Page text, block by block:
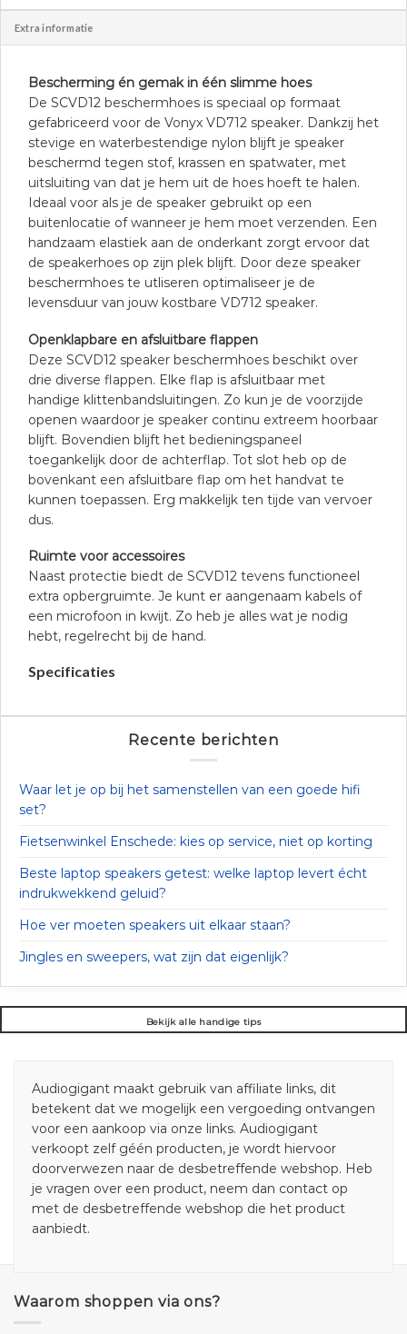
Extra informatie
Bescherming én gemak in één slimme hoes
De SCVD12 beschermhoes is speciaal op formaat
gefabriceerd voor de Vonyx VD712 speaker. Dankzij het
stevige en waterbestendige nylon blijft je speaker
beschermd tegen stof, krassen en spatwater, met
uitsluiting van dat je hem uit de hoes hoeft te halen.
Ideaal voor als je de speaker gebruikt op een
buitenlocatie of wanneer je hem moet verzenden. Een
handzaam elastiek aan de onderkant zorgt ervoor dat
de speakerhoes op zijn plek blijft. Door deze speaker
beschermhoes te utliseren optimaliseer je de
levensduur van jouw kostbare VD712 speaker.
Openklapbare en afsluitbare flappen
Deze SCVD12 speaker beschermhoes beschikt over
drie diverse flappen. Elke flap is afsluitbaar met
handige klittenbandsluitingen. Zo kun je de voorzijde
openen waardoor je speaker continu extreem hoorbaar
blijft. Bovendien blijft het bedieningspaneel
toegankelijk door de achterflap. Tot slot heb op de
bovenkant een afsluitbare flap om het handvat te
kunnen toepassen. Erg makkelijk ten tijde van vervoer
dus.
Ruimte voor accessoires
Naast protectie biedt de SCVD12 tevens functioneel
extra opbergruimte. Je kunt er aangenaam kabels of
een microfoon in kwijt. Zo heb je alles wat je nodig
hebt, regelrecht bij de hand.
Specificaties
Recente berichten
Waar let je op bij het samenstellen van een goede hifi
set?
Fietsenwinkel Enschede: kies op service, niet op korting
Beste laptop speakers getest: welke laptop levert écht
indrukwekkend geluid?
Hoe ver moeten speakers uit elkaar staan?
Jingles en sweepers, wat zijn dat eigenlijk?
Bekijk alle handige tips
Audiogigant maakt gebruik van affiliate links, dit
betekent dat we mogelijk een vergoeding ontvangen
voor een aankoop via onze links. Audiogigant
verkoopt zelf géén producten, je wordt hiervoor
doorverwezen naar de desbetreffende webshop. Heb
je vragen over een product, neem dan contact op
met de desbetreffende webshop die het product
aanbiedt.
Waarom shoppen via ons?